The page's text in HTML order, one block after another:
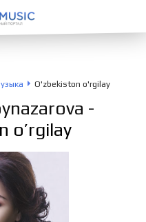
O'zbekiston o'rgilay
-
o’rgilay